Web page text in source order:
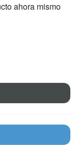
ahora mismo